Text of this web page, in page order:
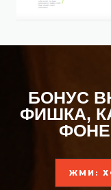
БОНУС
ФИШКА,
ФОНЕ
ЖМИ: